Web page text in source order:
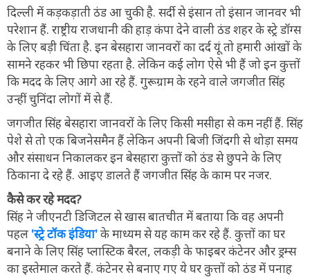
दिल्ली में कड़कड़ाती ठंड आ चुकी है. सर्दी से इंसान तो इंसान जानवर भी
परेशान हैं. राष्ट्रीय राजधानी की हाड़ कंपा देने वाली ठंड शहर के स्ट्रे डॉग्स
के लिए बड़ी चिंता है. इन बेसहारा जानवरों का दर्द यूं तो हमारी आंखों के
सामने रहकर भी छिपा रहता है. लेकिन कई लोग ऐसे भी हैं जो इन कुत्तों
कि मदद के लिए आगे आ रहे हैं. गुरूग्राम के रहने वाले जगजीत सिंह
उन्हीं चुनिंदा लोगों में से हैं.
जगजीत सिंह बेसहारा जानवरों के लिए किसी मसीहा से कम नहीं हैं. सिंह
पेशे से तो एक बिजनेसमैन हैं लेकिन अपनी बिजी जिंदगी से थोड़ा समय
और संसाधन निकालकर इन बेसहारा कुत्तों को ठंड से छुपने के लिए
ठिकाना दे रहे हैं. आइए डालते हैं जगजीत सिंह के काम पर नजर.
कैसे कर रहे मदद?
सिंह ने जीएनटी डिजिटल से खास बातचीत में बताया कि वह अपनी
पहल 'स्ट्रे टॉक इंडिया'के माध्यम से यह काम कर रहे हैं. कुत्तों का घर
बनाने के लिए सिंह प्लास्टिक बैरल, लकड़ी के फाइबर कंटेनर और ड्रम्स
का इस्तेमाल करते हैं. कंटेनर से बनाए गए ये घर कुत्तों को ठंड में पनाह